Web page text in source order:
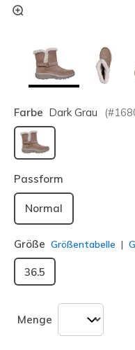
Farbe Dark Grau (#
ausgewählt
Passform
Normal
Größe Größentabelle
36.5
Menge